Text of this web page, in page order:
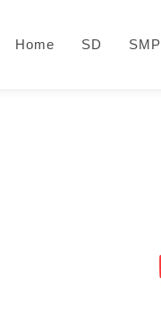
Home SD SMP